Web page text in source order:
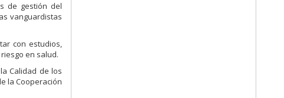
de gestión del
vanguardistas
con estudios,
en salud.
Calidad de los
la Cooperación